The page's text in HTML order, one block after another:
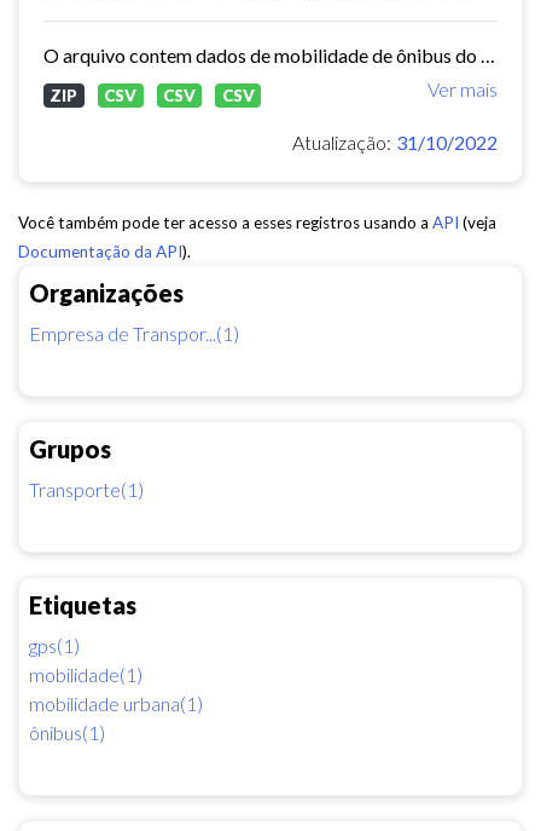
Organizações
Empresa de Transpor...(1)
Grupos
Transporte(1)
Etiquetas
gps(1)
mobilidade(1)
mobilidade urbana(1)
ônibus(1)
Ver mais
ZIP CSV CSV CSV
Atualização: 31/10/2022
Você também pode ter acesso a esses registros usando a API (veja
Documentação da API).